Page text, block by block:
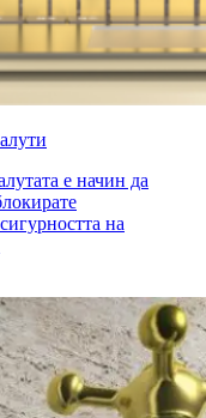
е начин да
на